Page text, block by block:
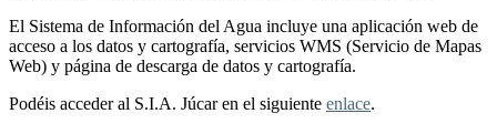
El Sistema de Información del Agua incluye una aplicación web de
acceso a los datos y cartografía, servicios WMS (Servicio de Mapas
Web) y página de descarga de datos y cartografía.
Podéis acceder al S.I.A. Júcar en el siguiente enlace.